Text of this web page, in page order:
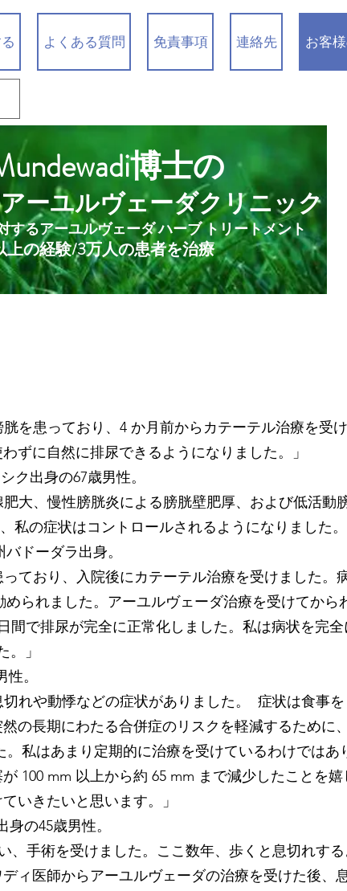
よくある質問 免責事項 連絡先 お客
博士の
ーユルヴェーダクリニック
するアーユルヴェーダ ハーブ トリートメント
上の経験/3万人の患者を治療
を患っており、4 か月前からカテーテル治療を受
ずに自然に排尿できるようになりました。」
出身の67歳男性。
大、慢性膀胱炎による膀胱壁肥厚、および低活動
私の症状はコントロールされるようになりました。
ドーダラ出身。
ており、入院後にカテーテル治療を受けました。
られました。アーユルヴェーダ治療を受けてから
間で排尿が完全に正常化しました。私は病状を完
」
。
れや動悸などの症状がありました。 症状は食事
の長期にわたる合併症のリスクを軽減するために
私はあまり定期的に治療を受けているわけではあ
100 mm 以上から約 65 mm まで減少したことを
いきたいと思います。」
の45歳男性。
、手術を受けました。ここ数年、歩くと息切れす
ィ医師からアーユルヴェーダの治療を受けた後、